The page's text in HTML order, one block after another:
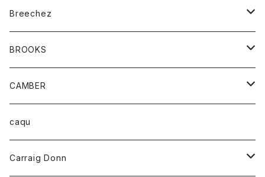
ベルト
Tシャツ
グッズ
アンダーウェアー
カードホルダー
トップス
カーディガン
ボトム
オーバーオール
ショートパンツ
レディース
オーバーオール
Breechez
シャツ
BROOKS
グッズ
靴
CAMBER
トップス
ハーフスリーブTシャツ
caqu
Carraig Donn